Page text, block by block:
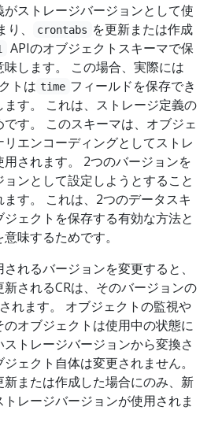
がストレージバージョンとして使
、
crontabs を更新または作成
APIのオブジェクトスキーマで保
します。 この場合、実際には
トは time フィールドを保存でき
す。 これは、ストレージ定義の
す。 このスキーマは、オブジェ
リエンコーディングとしてストレ
されます。 2つのバージョンを
ンとして設定しようとすること
す。 これは、2つのデータスキ
ェクトを保存する有効な方法と
味するためです。
れるバージョンを変更すると、
されるCRは、そのバージョンの
れます。 オブジェクトの監視や
オブジェクトは使用中の状態に
トレージバージョンから変換さ
ェクト自体は変更されません。
新または作成した場合にのみ、新
トレージバージョンが使用されま